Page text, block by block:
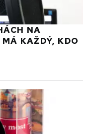
NA
KAŽDÝ, KDO